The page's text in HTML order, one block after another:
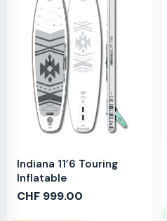
Indiana 11’6 Touring
Inflatable
CHF 999.00